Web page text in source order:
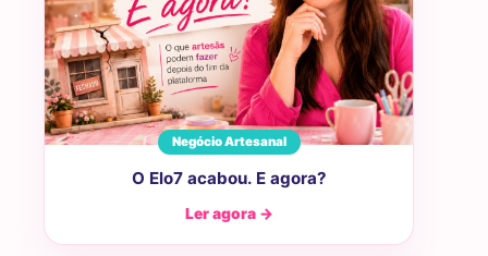
Negócio Artesanal
O Elo7 acabou. E agora?
Ler agora →